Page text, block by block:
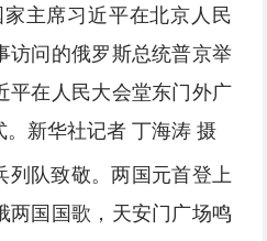
主席习近平在北京人民
访问的俄罗斯总统普京举
平在人民大会堂东门外广
新华社记者 丁海涛 摄
列队致敬。两国元首登上
两国国歌，天安门广场鸣